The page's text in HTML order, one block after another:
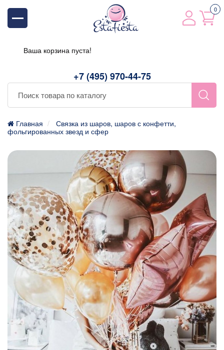
+7 (495) 970-44-75
0
Ваша корзина пуста!
Главная
Связка из шаров, шаров с конфетти,
фольгированных звезд и сфер